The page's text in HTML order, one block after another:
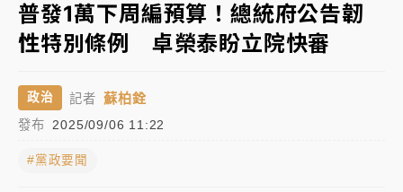
本周爆款短影音｜ 柯文哲帶電子手鐶拄拐杖現身／周玉
蔻蔡玉真開撕爆料
任 預算難關如何解？
蔣萬安的建中同學！47歲法律學霸戰桃園 公開上任首
普發1萬下周編預算！總統府公告韌
性特別條例 卓榮泰盼立院快審
政治 記者 蘇柏銓
發布 2025/09/06 11:22
#黨政要聞